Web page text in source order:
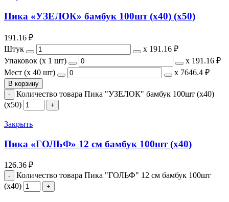
Пика «УЗЕЛОК» бамбук 100шт (х40) (х50)
191.16 ₽
Штук
х 191.16 ₽
Упаковок (x 1 шт)
х 191.16 ₽
Мест (x 40 шт)
х 7646.4 ₽
В корзину
Количество товара Пика "УЗЕЛОК" бамбук 100шт (х40)
(х50)
Закрыть
Пика «ГОЛЬФ» 12 см бамбук 100шт (х40)
126.36 ₽
Количество товара Пика "ГОЛЬФ" 12 см бамбук 100шт
(х40)